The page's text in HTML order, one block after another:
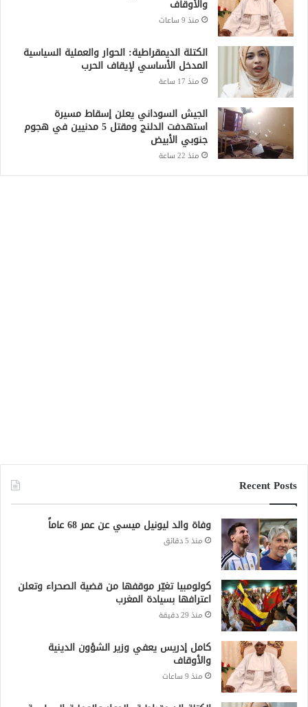
والأوقاف
منذ 9 ساعات
الكتلة الديمقراطية: الحوار والعملية السياسية
المدخل الأساسي لإيقاف الحرب
منذ 17 ساعة
الجيش السوداني يعلن إسقاط مسيرة
استهدفت الدلنج ومقتل 5 مدنيين في هجوم
جنوبي الأبيض
منذ 22 ساعة
Recent Posts
وفاة والد ليونيل ميسي عن عمر 68 عاماً
منذ 5 دقائق
كولومبيا تغيّر موقفها من قضية الصحراء وتعلن
اعترافها بسيادة المغرب
منذ 29 دقيقة
كامل إدريس يعفي وزير الشؤون الدينية
والأوقاف
منذ 9 ساعات